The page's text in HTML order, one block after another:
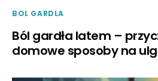
BOL GARDLA
Ból gardła latem –
domowe sposoby na